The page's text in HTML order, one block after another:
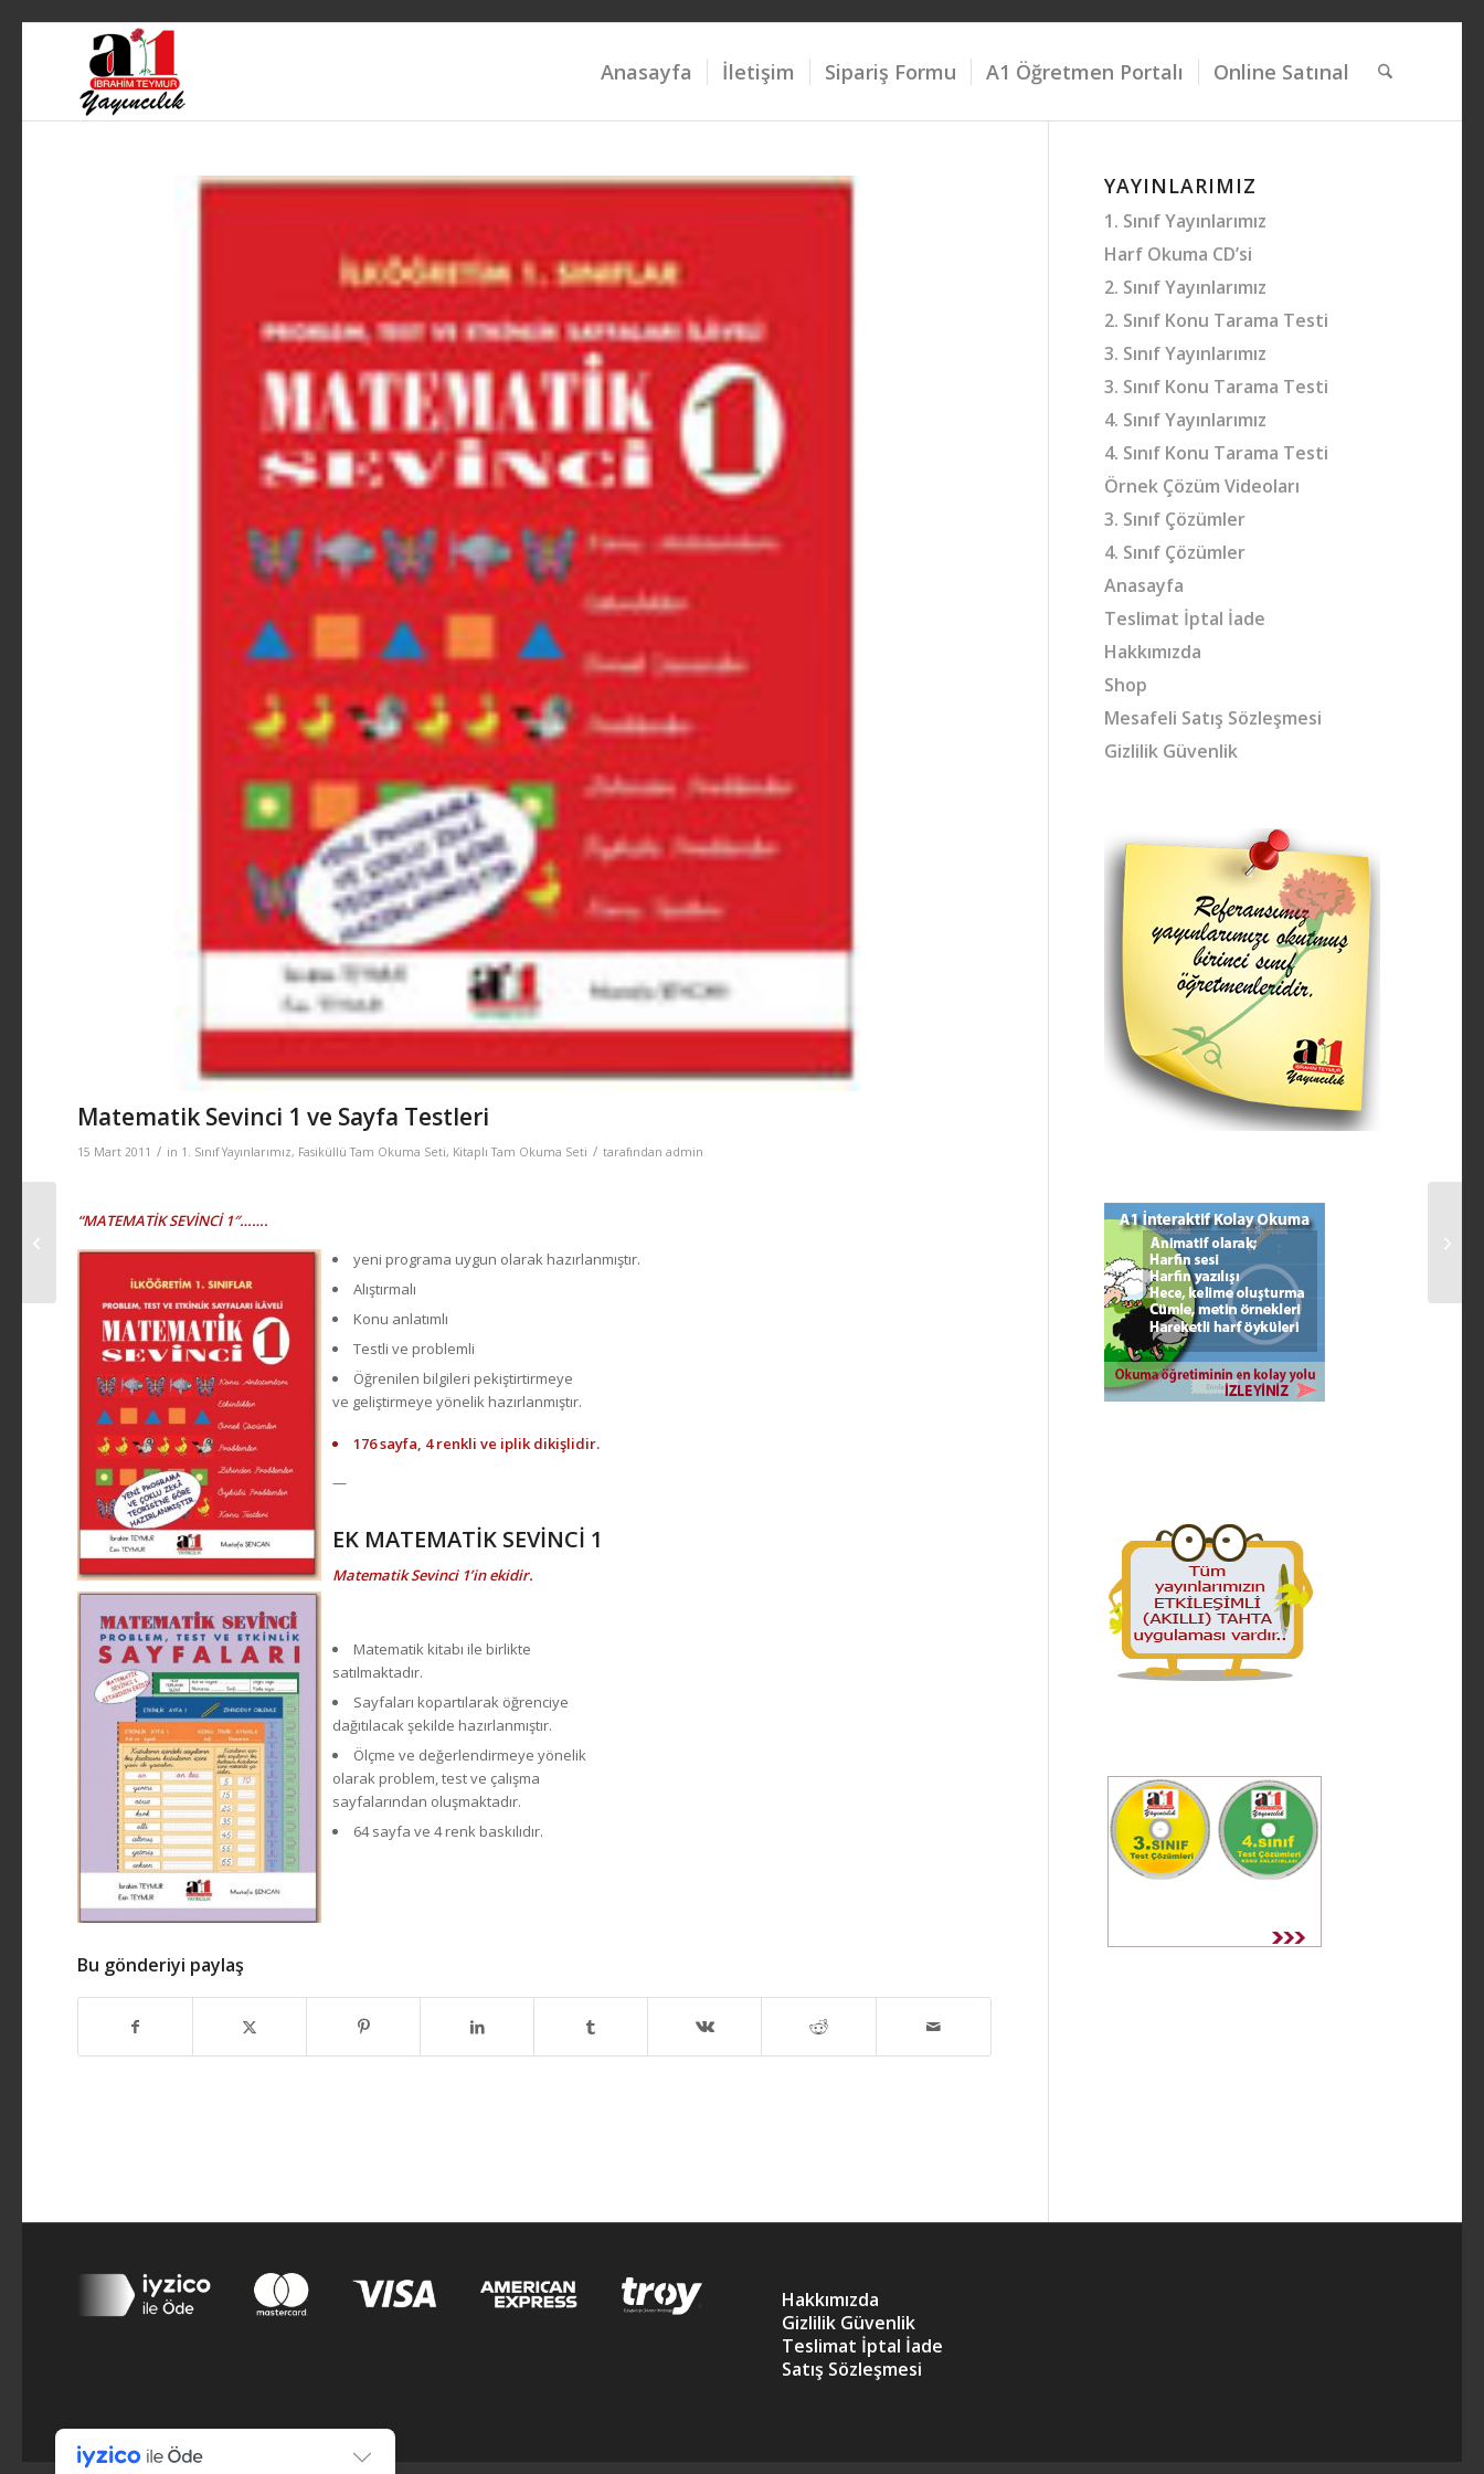
Anasayfa İletişim Sipariş Formu A1 Öğretmen Portalı Online Satınal
Matematik Sevinci 1 ve Sayfa Testleri
15 Mart 2011 / in 1. Sınıf Yayınlarımız, Fasiküllü Tam Okuma Seti, Kitaplı Tam Okuma Seti / tarafından admin
“MATEMATİK SEVİNCİ 1″…….
yeni programa uygun olarak hazırlanmıştır.
Alıştırmalı
Konu anlatımlı
Testli ve problemli
Öğrenilen bilgileri pekiştirtirmeye
ve geliştirmeye yönelik hazırlanmıştır.
176 sayfa, 4 renkli ve iplik dikişlidir.
—
EK MATEMATİK SEVİNCİ 1
Matematik Sevinci 1’in ekidir.
Matematik kitabı ile birlikte
satılmaktadır.
Sayfaları kopartılarak öğrenciye
dağıtılacak şekilde hazırlanmıştır.
Ölçme ve değerlendirmeye yönelik
olarak problem, test ve çalışma
sayfalarından oluşmaktadır.
64 sayfa ve 4 renk baskılıdır.
Bu gönderiyi paylaş
YAYINLARIMIZ
1. Sınıf Yayınlarımız
Harf Okuma CD’si
2. Sınıf Yayınlarımız
2. Sınıf Konu Tarama Testi
3. Sınıf Yayınlarımız
3. Sınıf Konu Tarama Testi
4. Sınıf Yayınlarımız
4. Sınıf Konu Tarama Testi
Örnek Çözüm Videoları
3. Sınıf Çözümler
4. Sınıf Çözümler
Anasayfa
Teslimat İptal İade
Hakkımızda
Shop
Mesafeli Satış Sözleşmesi
Gizlilik Güvenlik
Hakkımızda
Gizlilik Güvenlik
Teslimat İptal İade
Satış Sözleşmesi
Öykülerle Okuma
Sevinci